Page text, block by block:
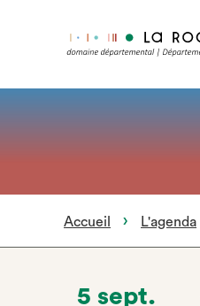
Accueil L'agenda
5 sept.